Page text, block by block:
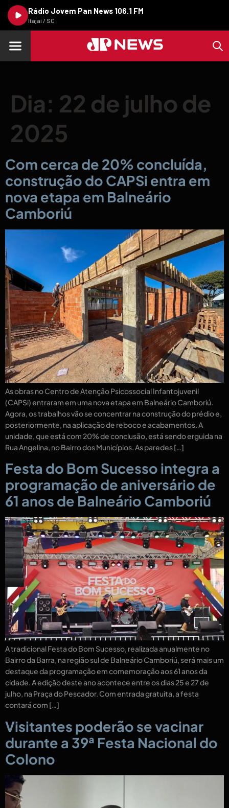
Rádio Jovem Pan News 106.1 FM
Itajaí / SC
Dia: 22 de julho de
2025
Com cerca de 20% concluída,
construção do CAPSi entra em
nova etapa em Balneário
Camboriú
As obras no Centro de Atenção Psicossocial Infantojuvenil
(CAPSi) entraram em uma nova etapa em Balneário Camboriú.
Agora, os trabalhos vão se concentrar na construção do prédio e,
posteriormente, na aplicação de reboco e acabamentos. A
unidade, que está com 20% de conclusão, está sendo erguida na
Rua Angelina, no Bairro dos Municípios. As paredes […]
Festa do Bom Sucesso integra a
programação de aniversário de
61 anos de Balneário Camboriú
A tradicional Festa do Bom Sucesso, realizada anualmente no
Bairro da Barra, na região sul de Balneário Camboriú, será mais um
destaque da programação em comemoração aos 61 anos da
cidade. A edição deste ano acontece entre os dias 25 e 27 de
julho, na Praça do Pescador. Com entrada gratuita, a festa
contará com […]
Visitantes poderão se vacinar
durante a 39ª Festa Nacional do
Colono